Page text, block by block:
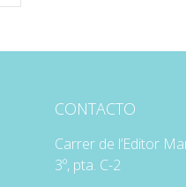
CONTACTO
Carrer de l’Editor
3º, pta. C-2